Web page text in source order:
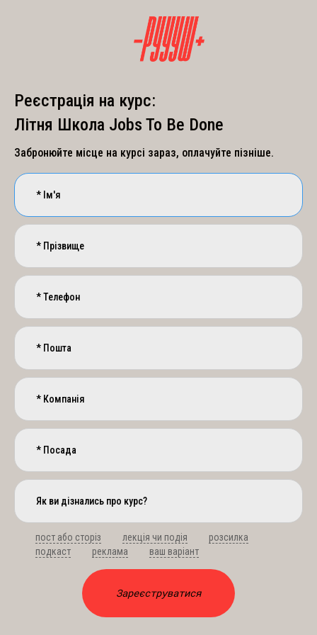
Реєстрація на курс:
Літня Школа Jobs To Be Done
Забронюйте місце на курсі зараз, оплачуйте пізніше.
пост або сторіз лекція чи подія
розсилка
подкаст
реклама ваш варіант